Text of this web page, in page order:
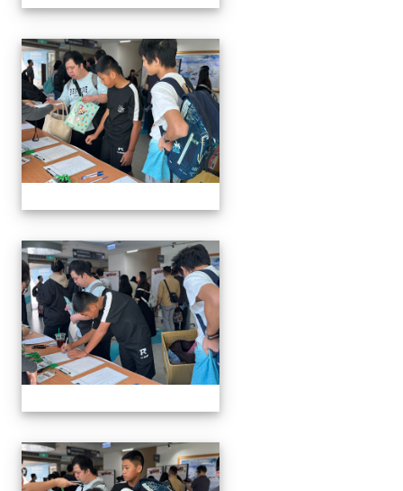
1141129.30學生遙控帆船比
1141129.30學生遙控帆船比
1141129.30學生遙控帆船比